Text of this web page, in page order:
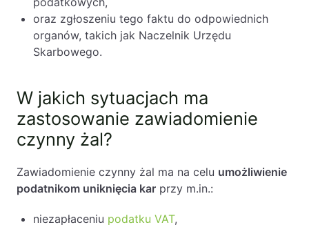
Jaki jest termin na skorzystanie z czynnego
żalu?
Skutki złożenia czynnego żalu
oraz zgłoszeniu tego faktu do odpowiednich
organów, takich jak Naczelnik Urzędu
Skarbowego.
W jakich sytuacjach ma
zastosowanie zawiadomienie
czynny żal?
Zawiadomienie czynny żal ma na celu umożliwienie
podatnikom uniknięcia kar przy m.in.:
niezapłaceniu podatku VAT,